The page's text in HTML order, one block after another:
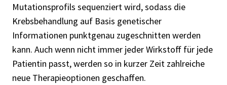
Mutationsprofils sequenziert wird, sodass die
Krebsbehandlung auf Basis genetischer
Informationen punktgenau zugeschnitten werden
kann. Auch wenn nicht immer jeder Wirkstoff für jede
Patientin passt, werden so in kurzer Zeit zahlreiche
neue Therapieoptionen geschaffen.